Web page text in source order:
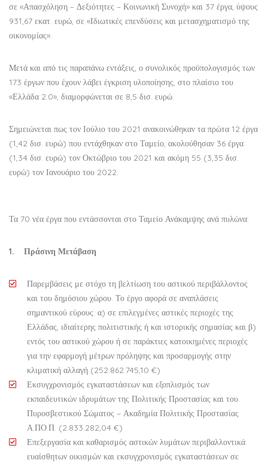
σε «Απασχόληση – Δεξιότητες – Κοινωνική Συνοχή» και 37 έργα, ύψους
931,67 εκατ. ευρώ, σε «Ιδιωτικές επενδύσεις και μετασχηματισμό της
οικονομίας».
Μετά και από τις παραπάνω εντάξεις, ο συνολικός προϋπολογισμός των
173 έργων που έχουν λάβει έγκριση υλοποίησης, στο πλαίσιο του
«Ελλάδα 2.0», διαμορφώνεται σε 8,5 δισ. ευρώ.
Σημειώνεται πως τον Ιούλιο του 2021 ανακοινώθηκαν τα πρώτα 12 έργα
(1,42 δισ. ευρώ) που εντάχθηκαν στο Ταμείο, ακολούθησαν 36 έργα
(1,34 δισ. ευρώ) τον Οκτώβριο του 2021 και ακόμη 55 (3,35 δισ.
ευρώ) τον Ιανουάριο του 2022.
Τα 70 νέα έργα που εντάσσονται στο Ταμείο Ανάκαμψης ανά πυλώνα:
1. Πράσινη Μετάβαση
Παρεμβάσεις με στόχο τη βελτίωση του αστικού περιβάλλοντος
και του δημόσιου χώρου. Το έργο αφορά σε αναπλάσεις
σημαντικού εύρους: α) σε επιλεγμένες αστικές περιοχές της
Ελλάδας, ιδιαίτερης πολιτιστικής ή και ιστορικής σημασίας και β)
εντός του αστικού χώρου ή σε παράκτιες κατοικημένες περιοχές
για την εφαρμογή μέτρων πρόληψης και προσαρμογής στην
κλιματική αλλαγή (252.862.745,10 €)
Εκσυγχρονισμός εγκαταστάσεων και εξοπλισμός των
εκπαιδευτικών ιδρυμάτων της Πολιτικής Προστασίας και του
Πυροσβεστικού Σώματος – Ακαδημία Πολιτικής Προστασίας
Α.ΠΟ.Π. (2.833.282,04 €)
Επεξεργασία και καθαρισμός αστικών λυμάτων περιβαλλοντικά
ευαίσθητων οικισμών και εκσυγχρονισμός εγκαταστάσεων σε